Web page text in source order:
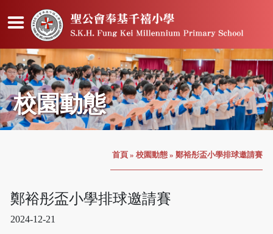
校園動態
首頁 » 校園動態 » 鄭裕彤盃小學排球邀請賽
鄭裕彤盃小學排球邀請賽
2024-12-21